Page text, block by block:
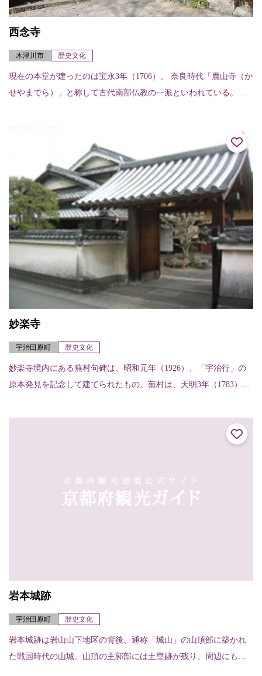
西念寺
木津川市 歴史文化
現在の本堂が建ったのは宝永3年（1706）。 奈良時代「鹿山寺（か
せやまでら）」と称して古代南部仏教の一派といわれている。 奈
妙楽寺
宇治田原町 歴史文化
妙楽寺境内にある蕪村句碑は、昭和元年（1926）、「宇治行」の
原本発見を記念して建てられたもの。蕪村は、天明3年（1783）、
のときの紀...
岩本城跡
宇治田原町 歴史文化
岩本城跡は岩山山下地区の背後、通称「城山」の山頂部に築かれ
た戦国時代の山城。山頂の主郭部には土塁跡が残り、周辺にも曲